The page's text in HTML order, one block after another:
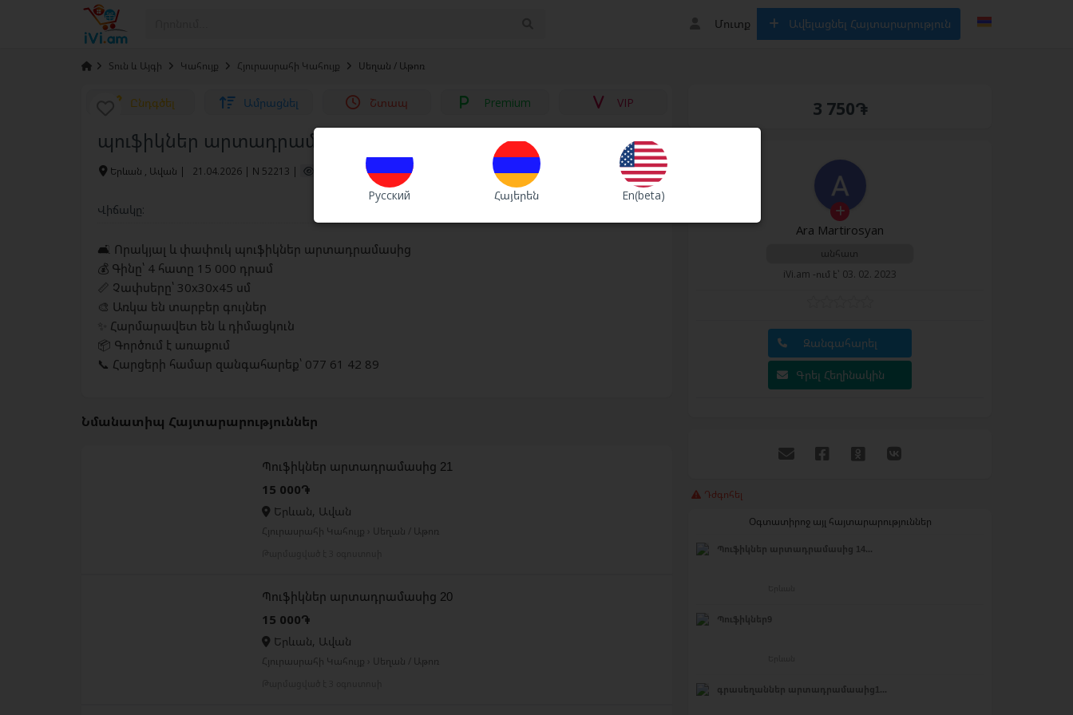
Русский Հայերեն En(beta)
Մուտք Ավելացնել Հայտարարություն
Տուն և Այգի Կահույք Հյուրասրահի Կահույք Սեղան / Աթոռ
Ընդգծել Ամրացնել Շտապ Premium VIP
պուֆիկներ արտադրամասից
Երևան , Ավան | 21.04.2026 | N 52213 | 280 / այսօր 2
Վիճակը:
🛋️ Որակյալ և փափուկ պուֆիկներ արտադրամասից
💰 Գինը՝ 4 հատը 15 000 դրամ
📏 Չափսերը՝ 30x30x45 սմ
🎨 Առկա են տարբեր գույներ
✨ Հարմարավետ են և դիմացկուն
📦 Գործում է առաքում
📞 Հարցերի համար զանգահարեք՝ 077 61 42 89
Նմանատիպ Հայտարարություններ
Պուֆիկներ արտադրամասից 21
15 000֏
Երևան, Ավան
Հյուրասրահի Կահույք › Սեղան / Աթոռ
Պուֆիկներ արտադրամասից 20
15 000֏
Երևան, Ավան
Հյուրասրահի Կահույք › Սեղան / Աթոռ
3 750֏
Ara Martirosyan
անհատ
iVi.am -ում է՝ 03. 02. 2023
Զանգահարել
Գրել Հեղինակին
Դժգոհել
Օգտատիրոջ այլ հայտարարություններ
Պուֆիկներ արտադրամասից 14...
Պուֆիկներ9
գրասեղաններ արտադրամաաից1...